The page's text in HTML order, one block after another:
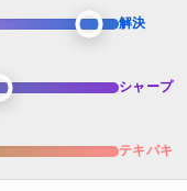
解決
シャープ
テキパキ